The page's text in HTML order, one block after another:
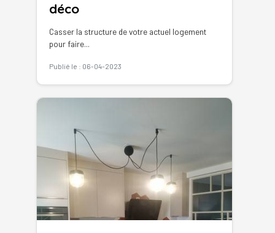
déco
Casser la structure de votre actuel logement
pour faire...
Publié le : 06-04-2023